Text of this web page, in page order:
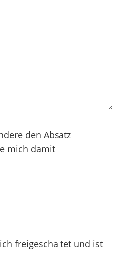
den Absatz
mich damit
freigeschaltet und ist